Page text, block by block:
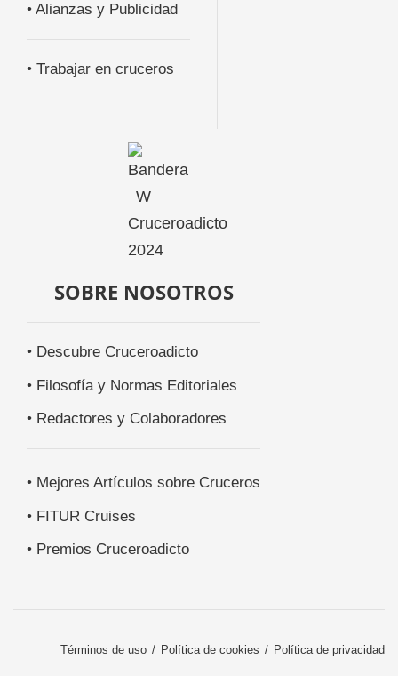
• Alianzas y Publicidad
• Trabajar en cruceros
SOBRE NOSOTROS
• Descubre Cruceroadicto
• Filosofía y Normas Editoriales
• Redactores y Colaboradores
• Mejores Artículos sobre Cruceros
• FITUR Cruises
• Premios Cruceroadicto
Términos de uso Política de cookies Política de privacidad